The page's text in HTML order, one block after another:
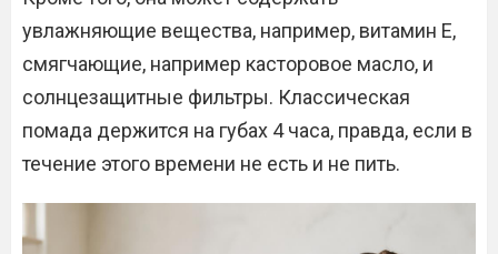
увлажняющие вещества, например, витамин Е,
смягчающие, например касторовое масло, и
солнцезащитные фильтры. Классическая
помада держится на губах 4 часа, правда, если в
течение этого времени не есть и не пить.